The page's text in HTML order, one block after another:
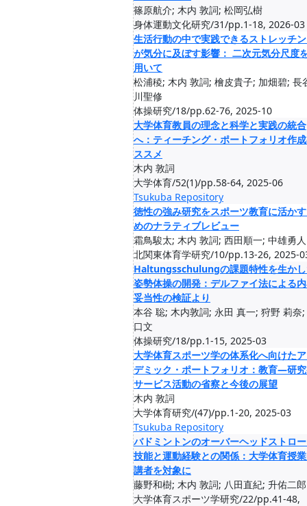
篠原航介; 木内 敦詞; 松岡弘樹
身体運動文化研究/31/pp.1-18, 2026-03
生活行動の中で実践できるストレッチ
が気分に及ぼす影響： 二次元気分尺度
用いて
松浦稜; 木内 敦詞; 檜皮貴子; 加畑碧; 長
川聖修
体操研究/18/pp.62-76, 2025-10
大学体育教員の理念と科学と実践の統合
へ：ティーチング・ポートフォリオ作
ススメ
木内 敦詞
大学体育/52(1)/pp.58-64, 2025-06
Tsukuba Repository
徳性の強み研究をスポーツ教育に活か
めのナラティブレビュー
霜鳥駿太; 木内 敦詞; 西田順一; 中雄勇人
北関東体育学研究/10/pp.13-26, 2025-
Haltungsschulungの課題特性を生か
姿勢体操の開発：デルファイ法による
妥当性の検証より
本谷 聡; 木内敦詞; 永田 真一; 狩野 莉奈
口文
体操研究/18/pp.1-15, 2025-03
大学体育スポーツ学の体系化へ向けた
デミック・ポートフォリオ：教育—研
サービス活動の省察と今後の展望
木内 敦詞
大学体育研究/(47)/pp.1-20, 2025-03
Tsukuba Repository
バドミントンのオーバーヘッドストロ
技能と運動経験との関係：大学体育授
講者を対象に
藤野和樹; 木内 敦詞; 八田直紀; 升佑二郎
大学体育スポーツ学研究/22/pp.41-48,